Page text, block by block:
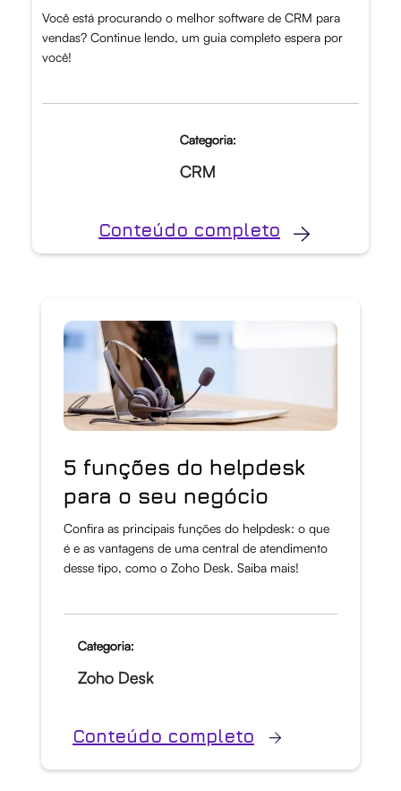
Você está procurando o melhor software de CRM para
vendas? Continue lendo, um guia completo espera por
você!
Categoria:
CRM
Conteúdo completo
5 funções do helpdesk
para o seu negócio
Confira as principais funções do helpdesk: o que
é e as vantagens de uma central de atendimento
desse tipo, como o Zoho Desk. Saiba mais!
Categoria:
Zoho Desk
Conteúdo completo